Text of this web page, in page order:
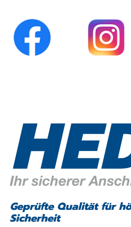
Geprüfte Qualität für
Sicherheit